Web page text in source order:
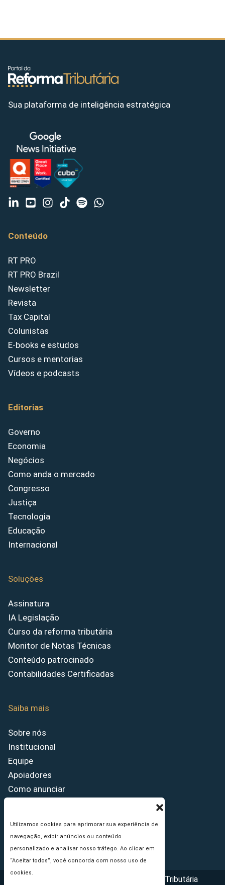
Utilizamos cookies para aprimorar sua experiência de
navegação, exibir anúncios ou conteúdo
personalizado e analisar nosso tráfego. Ao clicar em
“Aceitar todos”, você concorda com nosso uso de
cookies.
Sua plataforma de inteligência estratégica
Conteúdo
RT PRO
RT PRO Brazil
Newsletter
Revista
Tax Capital
Colunistas
E-books e estudos
Cursos e mentorias
Vídeos e podcasts
Editorias
Governo
Economia
Negócios
Como anda o mercado
Congresso
Justiça
Tecnologia
Educação
Internacional
Soluções
Assinatura
IA Legislação
Curso da reforma tributária
Monitor de Notas Técnicas
Conteúdo patrocinado
Contabilidades Certificadas
Saiba mais
Sobre nós
Institucional
Equipe
Apoiadores
Como anunciar
Princípios Editoriais
Copyright © 2026 - Portal da Reforma Tributária